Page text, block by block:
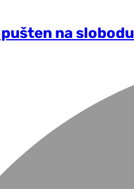
na slobodu